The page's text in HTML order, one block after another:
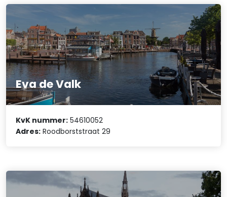
Eva de Valk
KvK nummer: 54610052
Adres: Roodborststraat 29